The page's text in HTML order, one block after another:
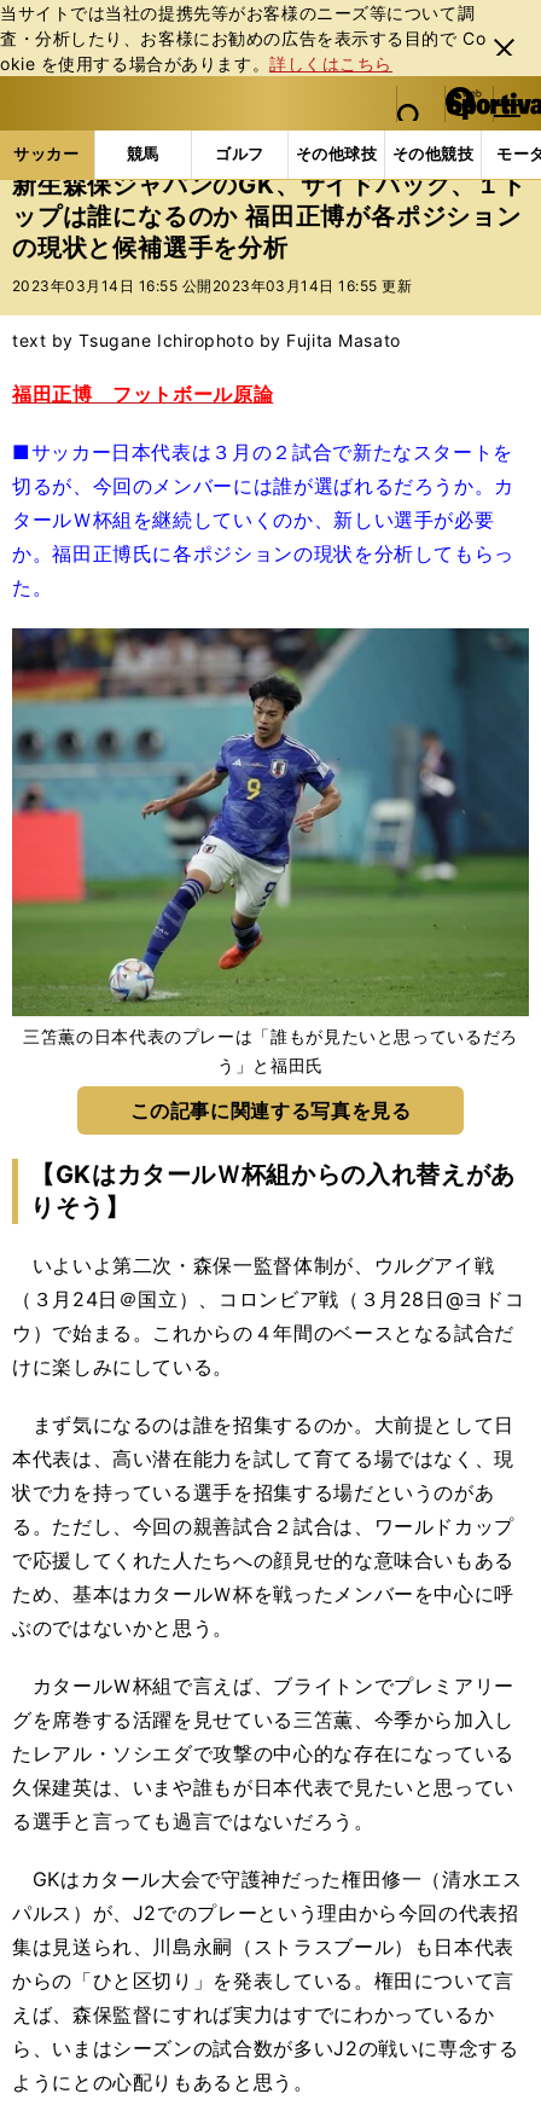
当サイトでは当社の提携先等がお客様のニーズ等について調
査・分析したり、お客様にお勧めの広告を表⽰する⽬的で Co
okie を使⽤する場合があります。詳しくはこちら
閉じ
る
web Sportiva (webスポルティーバ)
検索
マイペ
ー
ジ
メニュ
サッカー 競馬 ゴルフ その他球技 その他競技 モー
ス
ポ
ル
テ
ー
バ
サッカーの記事一覧 サッカー代表 日本代表 新
新生森保ジャパンのGK、サイドバック、１ト
ップは誰になるのか 福田正博が各ポジション
の現状と候補選手を分析
2023年03月14日 16:55 公開 2023年03月14日 16:55 更新
text by Tsugane Ichirophoto by Fujita Masato
福田正博 フットボール原論
■サッカー日本代表は３月の２試合で新たなスタートを
切るが、今回のメンバーには誰が選ばれるだろうか。カ
タールＷ杯組を継続していくのか、新しい選手が必要
か。福田正博氏に各ポジションの現状を分析してもらっ
た。
三笘薫の日本代表のプレーは「誰もが見たいと思っているだろ
う」と福田氏
この記事に関連する写真を見る
【GKはカタールＷ杯組からの入れ替えがあ
りそう】
いよいよ第二次・森保一監督体制が、ウルグアイ戦
（３月24日＠国立）、コロンビア戦（３月28日@ヨドコ
ウ）で始まる。これからの４年間のベースとなる試合だ
けに楽しみにしている。
まず気になるのは誰を招集するのか。大前提として日
本代表は、高い潜在能力を試して育てる場ではなく、現
状で力を持っている選手を招集する場だというのがあ
る。ただし、今回の親善試合２試合は、ワールドカップ
で応援してくれた人たちへの顔見せ的な意味合いもある
ため、基本はカタールＷ杯を戦ったメンバーを中心に呼
ぶのではないかと思う。
カタールＷ杯組で言えば、ブライトンでプレミアリー
グを席巻する活躍を見せている三笘薫、今季から加入し
たレアル・ソシエダで攻撃の中心的な存在になっている
久保建英は、いまや誰もが日本代表で見たいと思ってい
る選手と言っても過言ではないだろう。
GKはカタール大会で守護神だった権田修一（清水エス
パルス）が、J2でのプレーという理由から今回の代表招
集は見送られ、川島永嗣（ストラスブール）も日本代表
からの「ひと区切り」を発表している。権田について言
えば、森保監督にすれば実力はすでにわかっているか
ら、いまはシーズンの試合数が多いJ2の戦いに専念する
ようにとの心配りもあると思う。